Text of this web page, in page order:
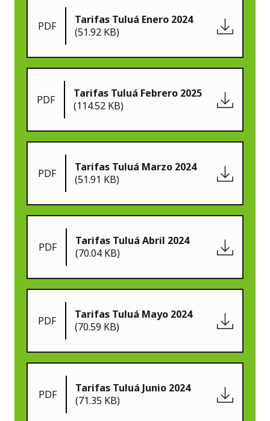
PDF
Tarifas Tuluá Enero 2024
(51.92 KB)
PDF
Tarifas Tuluá Febrero 2025
(114.52 KB)
PDF
Tarifas Tuluá Marzo 2024
(51.91 KB)
PDF
Tarifas Tuluá Abril 2024
(70.04 KB)
PDF
Tarifas Tuluá Mayo 2024
(70.59 KB)
PDF
Tarifas Tuluá Junio 2024
(71.35 KB)